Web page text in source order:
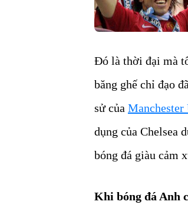
Đó là thời đại mà
băng ghế chỉ đạo
sử của Manchester
dụng của Chelsea
bóng đá giàu cảm
Khi bóng đá Anh